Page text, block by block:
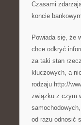
Czasami
koncie bankowym
Powiada się, że
chce odkryć
za taki stan
kluczowych, a
rodzaju http://
związku z czym
od razu odnosić